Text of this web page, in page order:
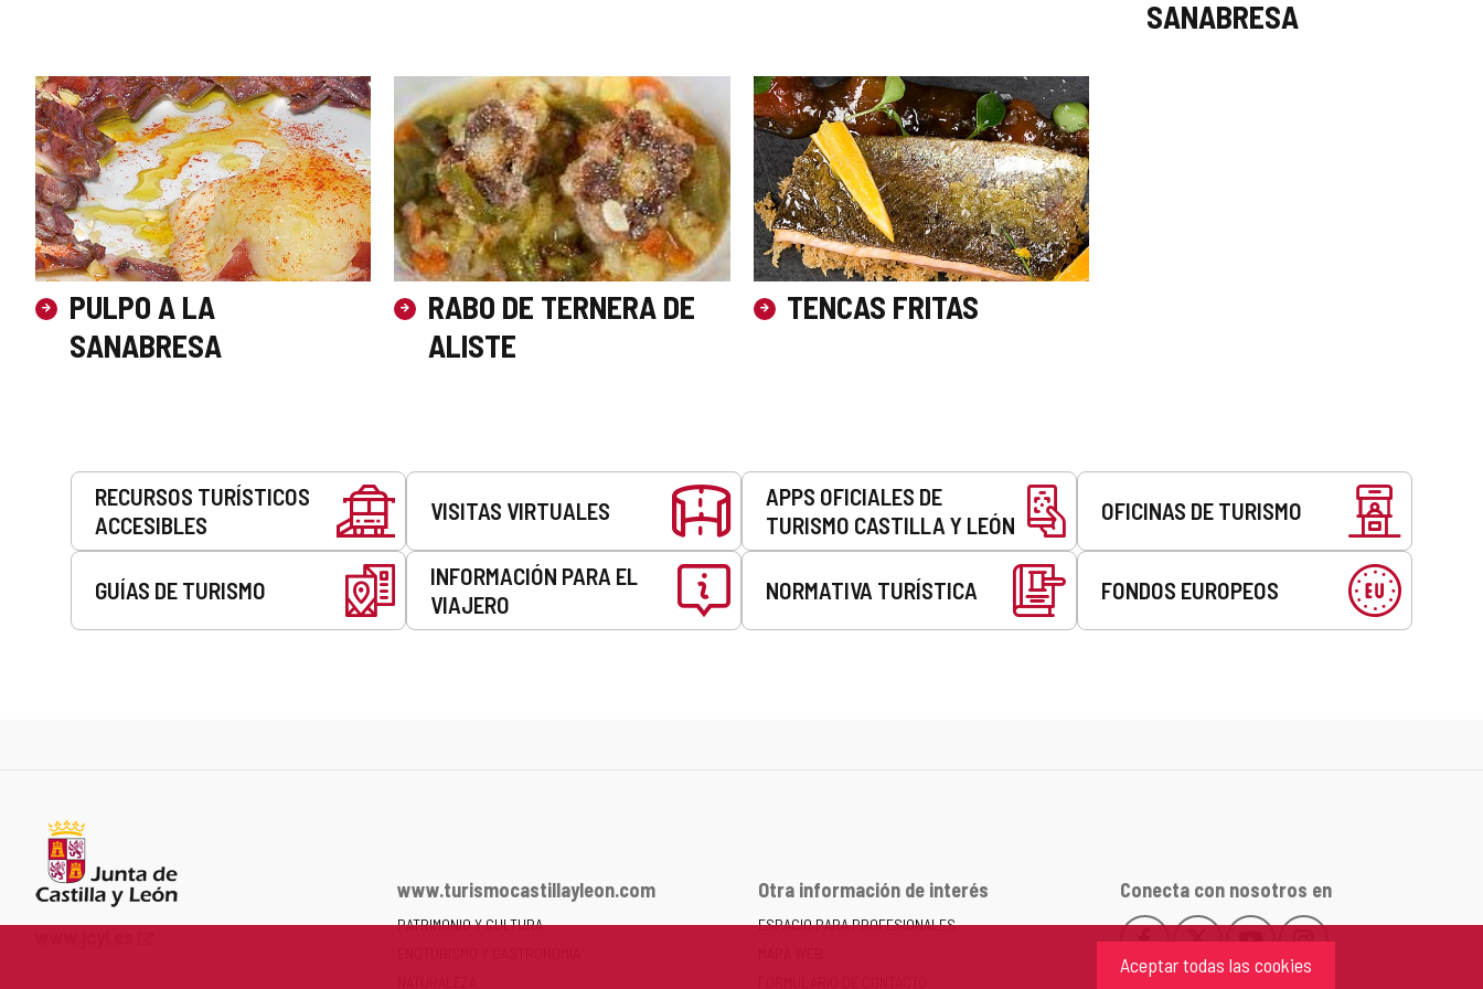
Aceptar todas las cookies
SANABRESA
PULPO A LA
SANABRESA
RABO DE TERNERA DE
ALISTE
TENCAS FRITAS
Servicios
RECURSOS TURÍSTICOS
ACCESIBLES
VISITAS VIRTUALES
APPS OFICIALES DE
TURISMO CASTILLA Y LEÓN
OFICINAS DE TURISMO
GUÍAS DE TURISMO
INFORMACIÓN PARA EL
VIAJERO
NORMATIVA TURÍSTICA FONDOS EUROPEOS
www.turismocastillayleon.com
PATRIMONIO Y CULTURA
Otra información de interés
ESPACIO PARA PROFESIONALES
Conecta con nosotros en
Facebook
Este
enlace
X
Este
enlace
YouTube
Este
enlace
Instagram
Este
enlace